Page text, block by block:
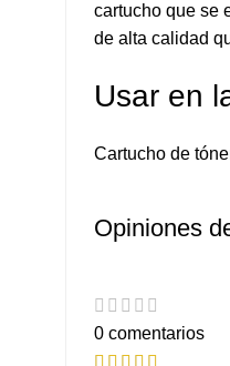
cartucho que se
de alta calidad
Usar en
Cartucho de
Opiniones
0 comentarios